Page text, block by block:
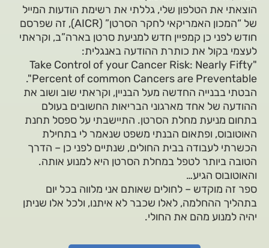
הוצאתי את הטלפון שלי, גללתי את רשימת הודעות המייל
של “המכון האמריקאי לחקר הסרטן” (AICR), זה שפרסם
חודש לפני כן קמפיין חדש למניעת סרטן בארה”ב, וקראתי
לעצמי בקול את כותרת ההודעה באנגלית:
"Take Control of your Cancer Risk: Nearly Fifty
Percent of common Cancers are Preventable".
הבטתי בבנייה החדשה מעל הבניין, וקראתי שוב ושוב את
ההודעה של אחד מארגוני הבריאות החשובים בעולם
בתחום מניעת מחלת הסרטן. התיישבתי על ספסל תחנת
האוטובוס, ופתאום הבנתי משפט שנאמר לי בתחילת
הכשרתי לעבודה בבית החולים, שנתיים לפני כן – הדרך
הטובה ביותר לטפל במחלת הסרטן היא למנוע אותה.
והאוטובוס הגיע…
ספר זה מוקדש – לחולים שאותם אני מלווה בכל יום
בתהליך ההחלמה, לאלו שכבר לא איתנו, ולכל אלו שניתן
יהיה למנוע מהם את החולי.